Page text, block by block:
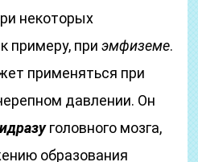
некоторых
примеру, приэмфиземе.
применяться при
давлении. Он
головного мозга,
образования